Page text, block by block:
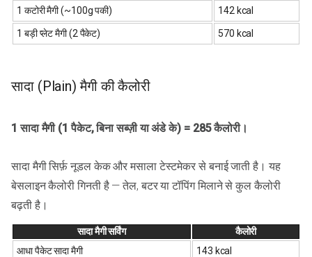
1 कटोरी मैगी (~100g पकी) 142 kcal
1 बड़ी प्लेट मैगी (2 पैकेट) 570 kcal
सादा (Plain) मैगी की कैलोरी
1 सादा मैगी (1 पैकेट, बिना सब्ज़ी या अंडे के) = 285 कैलोरी।
सादा मैगी सिर्फ़ नूडल केक और मसाला टेस्टमेकर से बनाई जाती है। यह
बेसलाइन कैलोरी गिनती है — तेल, बटर या टॉपिंग मिलाने से कुल कैलोरी
बढ़ती है।
सादा मैगी सर्विंग
कैलोरी
आधा पैकेट सादा मैगी
143 kcal